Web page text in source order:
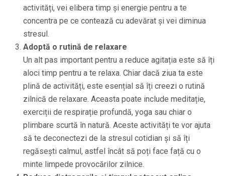
activități, vei elibera timp și energie pentru a te
concentra pe ce contează cu adevărat și vei diminua
stresul.
Adoptă o rutină de relaxare
Un alt pas important pentru a reduce agitația este să îți
aloci timp pentru a te relaxa. Chiar dacă ziua ta este
plină de activități, este esențial să îți creezi o rutină
zilnică de relaxare. Aceasta poate include meditație,
exerciții de respirație profundă, yoga sau chiar o
plimbare scurtă în natură. Aceste activități te vor ajuta
să te deconectezi de la stresul cotidian și să îți
regăsești calmul, astfel încât să poți face față cu o
minte limpede provocărilor zilnice.